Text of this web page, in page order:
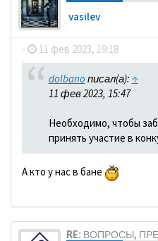
vasilev
- 11 фев 2023, 19:18
dolbano писал(а): ↑
11 фев 2023, 15:47
Необходимо, чтобы
принять участие в
А кто у нас в бане
RE: ВОПРОСЫ,